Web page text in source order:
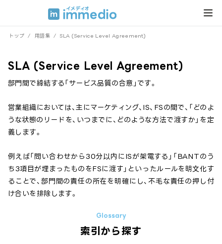
トップ / 用語集 / SLA (Service Level Agreement)
SLA (Service Level Agreement)
部門間で締結する「サービス品質の合意」です。
営業組織においては、主にマーケティング、IS、FSの間で、「どのよ
うな状態のリードを、いつまでに、どのような方法で渡すか」を定
義します。
例えば「問い合わせから30分以内にISが架電する」「BANTのう
ち3項目が埋まったものをFSに渡す」といったルールを明文化す
ることで、部門間の責任の所在を明確にし、不毛な責任の押し付
け合いを排除します。
索引から探す